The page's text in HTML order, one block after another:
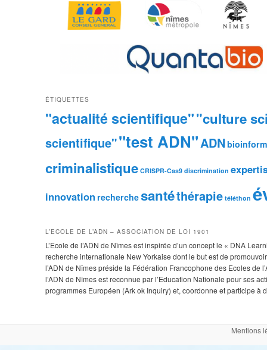
ÉTIQUETTES
"actualité scientifique""culture
scientifique""test ADN"ADN
criminalistique CRISPR-Cas9 discrimination
innovation recherchesantéthérapie téléthon
L’ECOLE DE L’ADN – ASSOCIATION DE LOI 1901
L’Ecole de l’ADN de Nîmes est inspirée d’un concept le « DNA
recherche internationale New Yorkaise dont le but est de
l’ADN de Nîmes préside la Fédération Francophone des Ecoles de
l’ADN de Nîmes est reconnue par l’Education Nationale pour ses
programmes Européen (Ark ok Inquiry) et, coordonne et participe
Mentions